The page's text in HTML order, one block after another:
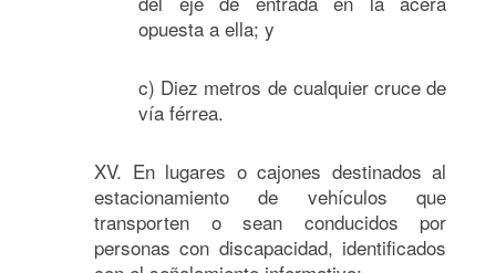
opuesta a ella; y
c) Diez metros de cualquier cruce de
vía férrea.
XV. En lugares o cajones destinados al
estacionamiento de vehículos que
transporten o sean conducidos por
personas con discapacidad, identificados